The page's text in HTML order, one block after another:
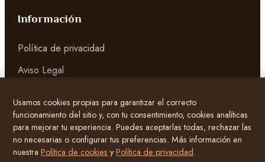
Información
Política de privacidad
Aviso Legal
Términos y condiciones
Atención al cliente
Usamos cookies propias para garantizar el correcto
funcionamiento del sitio y, con tu consentimiento, cookies analíticas
para mejorar tu experiencia. Puedes aceptarlas todas, rechazar las
no necesarias o configurar tus preferencias. Más información en
nuestraPolítica de cookies yPolítica de privacidad.